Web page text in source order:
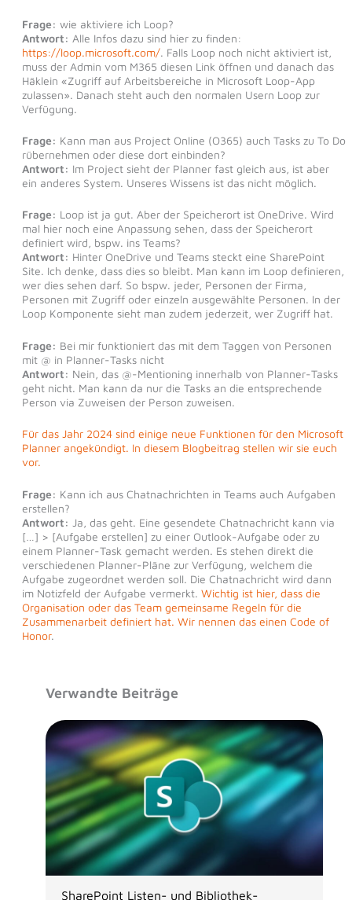
Frage: wie aktiviere ich Loop?
Antwort: Alle Infos dazu sind hier zu finden:
https://loop.microsoft.com/. Falls Loop noch nicht aktiviert ist,
muss der Admin vom M365 diesen Link öffnen und danach das
Häklein «Zugriff auf Arbeitsbereiche in Microsoft Loop-App
zulassen». Danach steht auch den normalen Usern Loop zur
Verfügung.
Frage: Kann man aus Project Online (O365) auch Tasks zu To Do
rübernehmen oder diese dort einbinden?
Antwort: Im Project sieht der Planner fast gleich aus, ist aber
ein anderes System. Unseres Wissens ist das nicht möglich.
Frage: Loop ist ja gut. Aber der Speicherort ist OneDrive. Wird
mal hier noch eine Anpassung sehen, dass der Speicherort
definiert wird, bspw. ins Teams?
Antwort: Hinter OneDrive und Teams steckt eine SharePoint
Site. Ich denke, dass dies so bleibt. Man kann im Loop definieren,
wer dies sehen darf. So bspw. jeder, Personen der Firma,
Personen mit Zugriff oder einzeln ausgewählte Personen. In der
Loop Komponente sieht man zudem jederzeit, wer Zugriff hat.
Frage: Bei mir funktioniert das mit dem Taggen von Personen
mit @ in Planner-Tasks nicht
Antwort: Nein, das @-Mentioning innerhalb von Planner-Tasks
geht nicht. Man kann da nur die Tasks an die entsprechende
Person via Zuweisen der Person zuweisen.
Für das Jahr 2024 sind einige neue Funktionen für den Microsoft
Planner angekündigt. In diesem Blogbeitrag stellen wir sie euch
vor.
Frage: Kann ich aus Chatnachrichten in Teams auch Aufgaben
erstellen?
Antwort: Ja, das geht. Eine gesendete Chatnachricht kann via
[…] > [Aufgabe erstellen] zu einer Outlook-Aufgabe oder zu
einem Planner-Task gemacht werden. Es stehen direkt die
verschiedenen Planner-Pläne zur Verfügung, welchem die
Aufgabe zugeordnet werden soll. Die Chatnachricht wird dann
im Notizfeld der Aufgabe vermerkt. Wichtig ist hier, dass die
Organisation oder das Team gemeinsame Regeln für die
Zusammenarbeit definiert hat. Wir nennen das einen Code of
Honor.
Verwandte Beiträge
SharePoint Listen- und Bibliothek-